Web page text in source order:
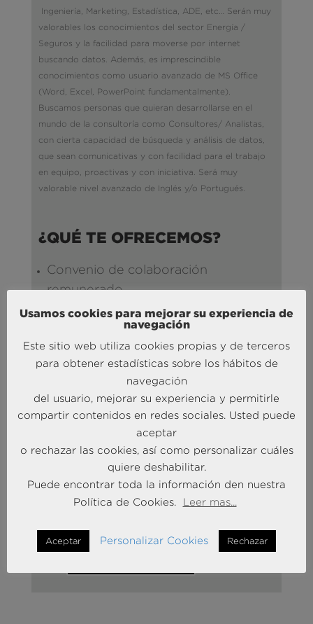
Ingeniería, Marketing, Estadística, ADE, etc… Serán muy
valorables los conocimientos del sector Energía /
Seguros y la facilidad para moverse por internet
buscando datos. Además, es imprescindible
conocimientos como usuario avanzado de MS Office
(Word, Excel, PowerPoint fundamentalmente).
Buscamos personas que quieran desarrollarse en el
mundo de la consultoría como Consultores/ Analistas,
con cierta capacidad de búsqueda y análisis de datos,
que sean comunicativas y con facilidad para el trabajo
en equipo, proactivas y con iniciativa. Será muy
valorable nivel avanzado de Inglés y/o Portugués
¿QUÉ TE OFRECEMOS?
Convenio de colaboración
remunerado
Ambiente joven de trabajo en
proyectos con compañías líderes
Una vez incorporado existen
posibilidades evidentes de
incorporación en plantilla tras el
periodo de formación, con grandes
función de la valía de cada candidato
OFICINA: ALCOBENDAS,
MADRID.
Usamos cookies para mejorar su experiencia de
navegación
Este sitio web utiliza cookies propias y de terceros
para obtener estadísticas sobre los hábitos de
navegación
del usuario, mejorar su experiencia y permitirle
compartir contenidos en redes sociales. Usted puede
aceptar
o rechazar las cookies, así como personalizar cuáles
quiere deshabilitar.
Puede encontrar toda la información den nuestra
Política de Cookies.
Leer mas...
Aceptar Personalizar Cookies Rechazar